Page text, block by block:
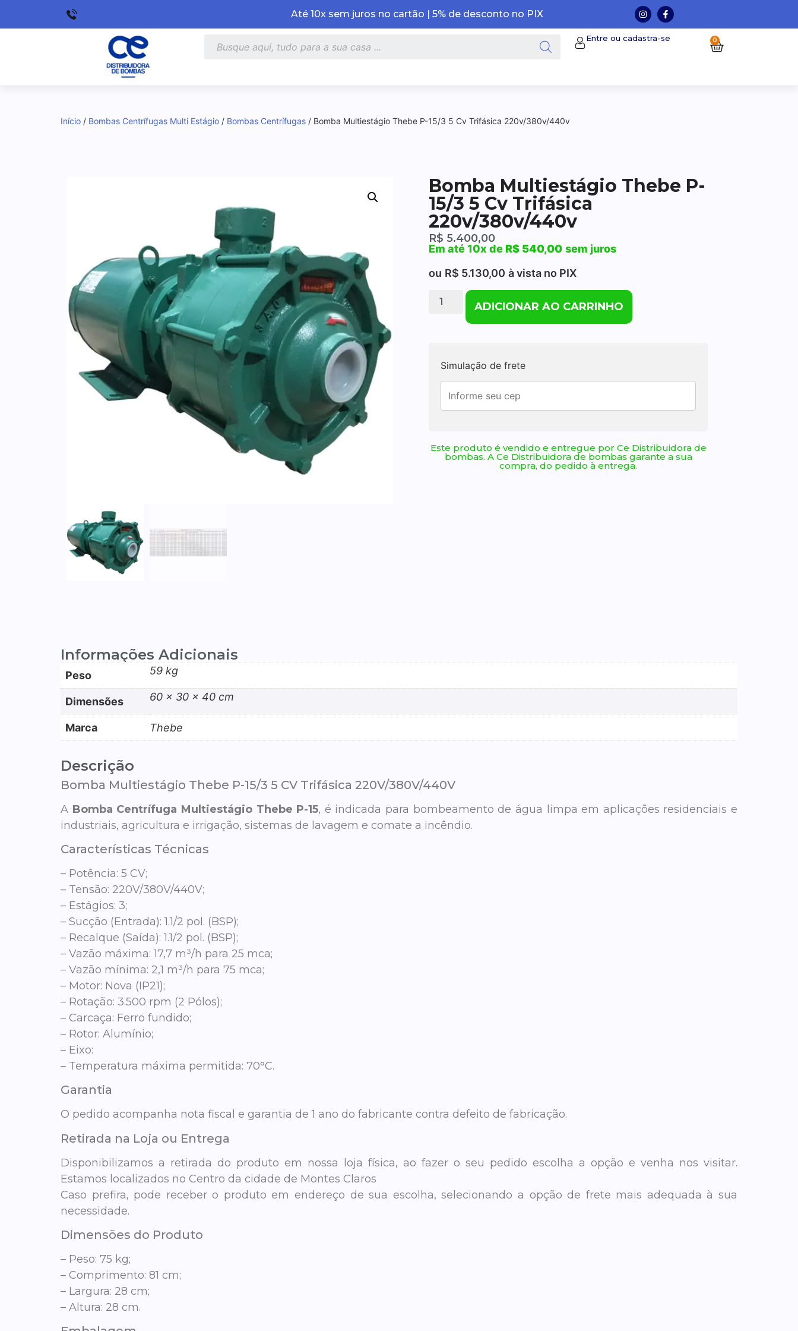
Até 10x sem juros no cartão | 5% de desconto no PIX
Entre ou cadastra-se 0
Início / Bombas Centrífugas Multi Estágio / Bombas Centrífugas / Bomba Multiestágio Thebe P-15/3 5 Cv Trifásica 220v/380v/440v
Bomba Multiestágio Thebe P-
15/3 5 Cv Trifásica
220v/380v/440v
R$ 5.400,00
Em até 10x deR$ 540,00 sem juros
ou R$ 5.130,00 à vista no PIX
ADICIONAR AO CARRINHO
Simulação de frete
Este produto é vendido e entregue por Ce Distribuidora de
bombas. A Ce Distribuidora de bombas garante a sua
compra, do pedido à entrega.
Informações Adicionais
Peso 59 kg
Dimensões 60 × 30 × 40 cm
Marca Thebe
Descrição
Bomba Multiestágio Thebe P-15/3 5 CV Trifásica 220V/380V/440V
A Bomba Centrífuga Multiestágio Thebe P-15, é indicada para bombeamento de água limpa em aplicações residenciais e
industriais, agricultura e irrigação, sistemas de lavagem e comate a incêndio.
Características Técnicas
– Potência: 5 CV;
– Tensão: 220V/380V/440V;
– Estágios: 3;
– Sucção (Entrada): 1.1/2 pol. (BSP);
– Recalque (Saída): 1.1/2 pol. (BSP);
– Vazão máxima: 17,7 m³/h para 25 mca;
– Vazão mínima: 2,1 m³/h para 75 mca;
– Motor: Nova (IP21);
– Rotação: 3.500 rpm (2 Pólos);
– Carcaça: Ferro fundido;
– Rotor: Alumínio;
– Eixo:
– Temperatura máxima permitida: 70°C.
Garantia
O pedido acompanha nota fiscal e garantia de 1 ano do fabricante contra defeito de fabricação.
Retirada na Loja ou Entrega
Disponibilizamos a retirada do produto em nossa loja física, ao fazer o seu pedido escolha a opção e venha nos visitar.
Estamos localizados no Centro da cidade de Montes Claros
Caso prefira, pode receber o produto em endereço de sua escolha, selecionando a opção de frete mais adequada à sua
necessidade.
Dimensões do Produto
– Peso: 75 kg;
– Comprimento: 81 cm;
– Largura: 28 cm;
– Altura: 28 cm.